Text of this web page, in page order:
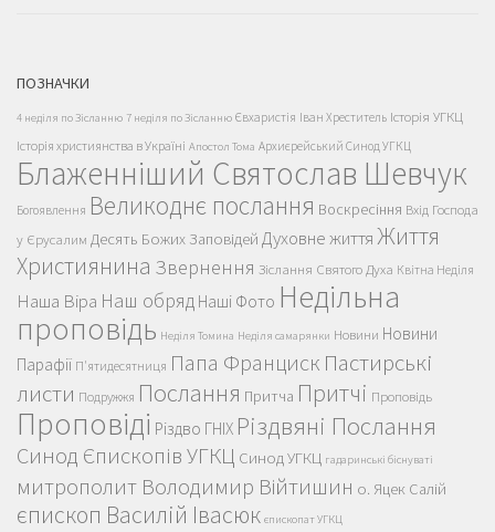
ПОЗНАЧКИ
4 неділя по Зісланню 7 неділя по Зісланню Євхаристія Іван Хреститель Історія УГКЦ
Історія християнства в Україні Апостол Тома Архиєрейський Синод УГКЦ
Блаженніший Святослав Шевчук
Богоявлення Великоднє послання Воскресіння Вхід Господа
у Єрусалим Десять Божих Заповідей Духовне життяЖиття
Християнина Звернення Зіслання Святого Духа Квітна Неділя
Наша Віра Наш обряд Наші Фото Недільна
проповідь Неділя Томина Неділя самарянки Новини Новини
Парафії П'ятидесятниця Папа Франциск Пастирські
листи Подружжя Послання Притча Притчі Проповідь
Проповіді Різдво ГНІХ Різдвяні Послання
Синод Єпископів УГКЦ Синод УГКЦ гадаринські біснуваті
митрополит Володимир Війтишин о. Яцек Салій
єпископ Василій Івасюк єпископат УГКЦ